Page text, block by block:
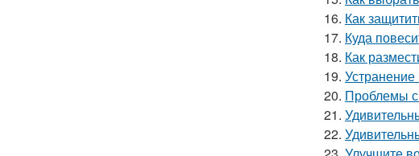
16. Как
17. Куда
18. Как
19.
20. Проблемы с
21.
22.